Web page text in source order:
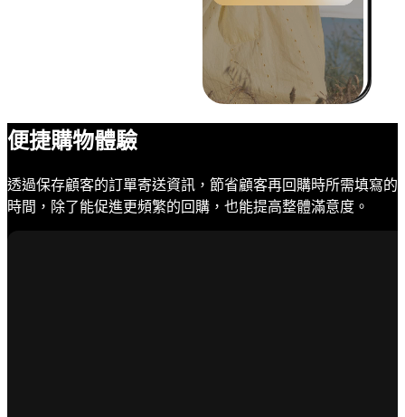
便捷購物體驗
透過保存顧客的訂單寄送資訊，節省顧客再回購時所需填寫的
時間，除了能促進更頻繁的回購，也能提高整體滿意度。